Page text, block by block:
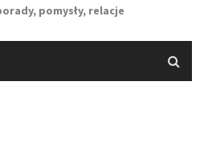
pomysły, relacje